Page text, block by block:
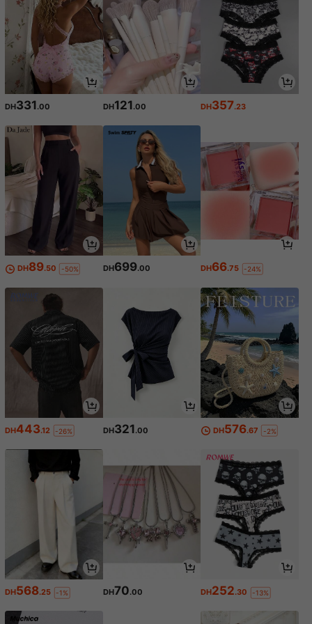
DH331 .00 DH121 .00 DH357.23
DH89.50 -50% DH699.00 DH66.75 -24%
DH443.12 -26% DH321.00 DH576.67 -2%
DH568.25 -1% DH70.00 DH252.30 -13%